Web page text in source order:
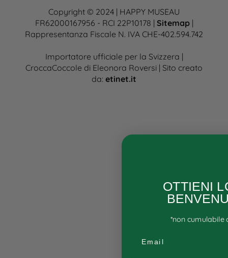
Copyright © 2024 | HAPPY MUSEAU
FR62000167956 - RCI 22P10178 | Sitemap|
Rappresentanza Fiscale N. IVA CHE-402.594.742
Importatore ufficiale per la Svizzera |
CroccaCoccole di Eleonora Roversi | Sito creato
da: etinet.it
OTTIENI
*non cumulabile